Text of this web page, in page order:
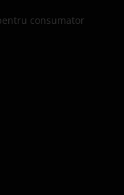
consumator